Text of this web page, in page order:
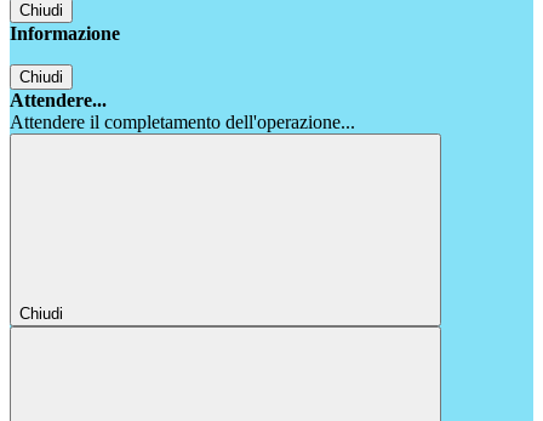
Chiudi
Informazione
Chiudi
Attendere...
Attendere il completamento dell'operazione...
Chiudi